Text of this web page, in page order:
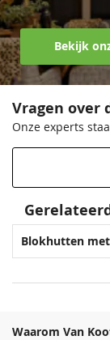
Lavagrijs
68,50
Venstergrijs
68,50
Bekijk
Vragen over
Onze experts
Blokhutten
Waarom Van